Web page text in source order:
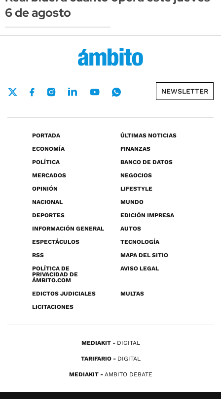
6 de agosto
NEWSLETTER
PORTADA
ÚLTIMAS NOTICIAS
ECONOMÍA
FINANZAS
POLÍTICA
BANCO DE DATOS
MERCADOS
NEGOCIOS
OPINIÓN
LIFESTYLE
NACIONAL
MUNDO
DEPORTES
EDICIÓN IMPRESA
INFORMACIÓN GENERAL
AUTOS
ESPECTÁCULOS
TECNOLOGÍA
RSS
MAPA DEL SITIO
POLÍTICA DE
PRIVACIDAD DE
ÁMBITO.COM
AVISO LEGAL
EDICTOS JUDICIALES
MULTAS
LICITACIONES
MEDIAKIT DIGITAL
TARIFARIO DIGITAL
MEDIAKIT AMBITO DEBATE